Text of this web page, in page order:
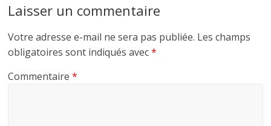
Laisser un commentaire
Votre adresse e-mail ne sera pas publiée. Les champs
obligatoires sont indiqués avec*
Commentaire*